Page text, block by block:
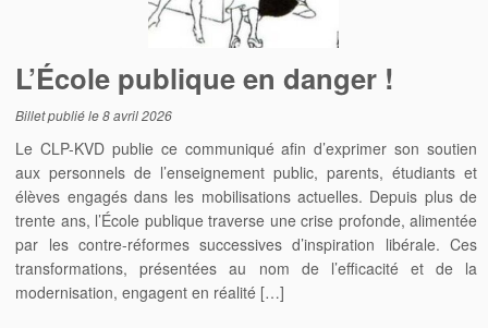
L’École publique en danger !
Billet publié le8 avril 2026
Le CLP-KVD publie ce communiqué afin d’exprimer son soutien
aux personnels de l’enseignement public, parents, étudiants et
élèves engagés dans les mobilisations actuelles. Depuis plus de
trente ans, l’École publique traverse une crise profonde, alimentée
par les contre-réformes successives d’inspiration libérale. Ces
transformations, présentées au nom de l’efficacité et de la
modernisation, engagent en réalité […]